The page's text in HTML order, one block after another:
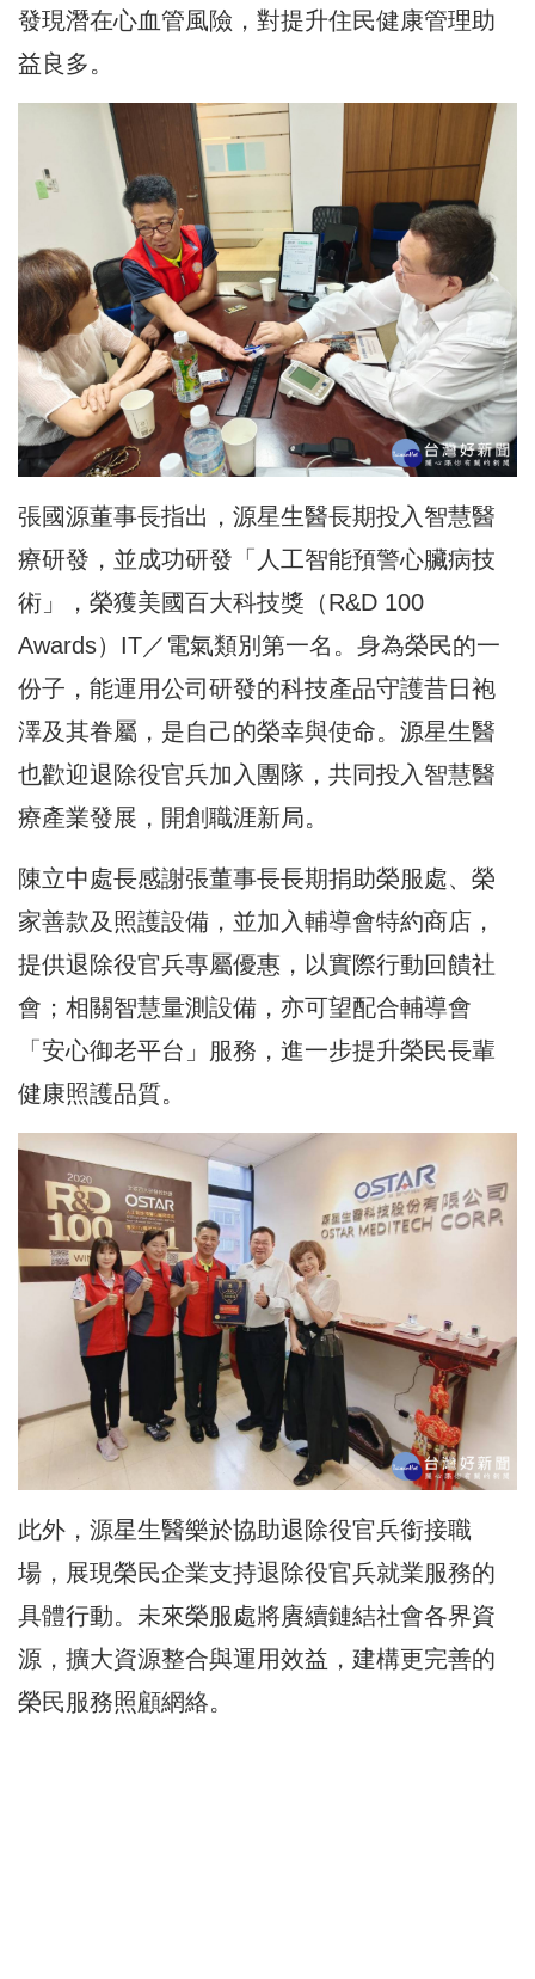
發現潛在心血管風險，對提升住民健康管理助
益良多。
張國源董事長指出，源星生醫長期投入智慧醫
療研發，並成功研發「人工智能預警心臟病技
術」，榮獲美國百大科技獎（R&D 100
Awards）IT／電氣類別第一名。身為榮民的一
份子，能運用公司研發的科技產品守護昔日袍
澤及其眷屬，是自己的榮幸與使命。源星生醫
也歡迎退除役官兵加入團隊，共同投入智慧醫
療產業發展，開創職涯新局。
陳立中處長感謝張董事長長期捐助榮服處、榮
家善款及照護設備，並加入輔導會特約商店，
提供退除役官兵專屬優惠，以實際行動回饋社
會；相關智慧量測設備，亦可望配合輔導會
「安心御老平台」服務，進一步提升榮民長輩
健康照護品質。
此外，源星生醫樂於協助退除役官兵銜接職
場，展現榮民企業支持退除役官兵就業服務的
具體行動。未來榮服處將賡續鏈結社會各界資
源，擴大資源整合與運用效益，建構更完善的
榮民服務照顧網絡。